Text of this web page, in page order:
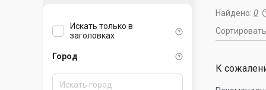
Искать только в
заголовках
Город
Найдено: 0
К